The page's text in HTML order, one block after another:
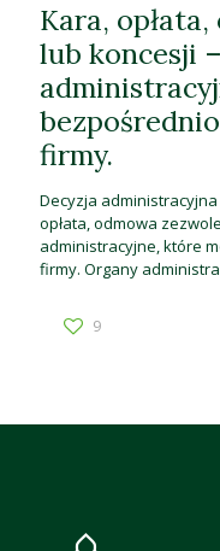
Kara,
lub koncesji
firmy.
Decyzja
opłata, odmowa
administracyjne, które
firmy. Organy
9